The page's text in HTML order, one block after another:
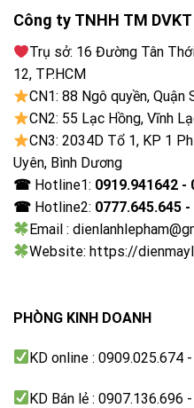
hiển thị rõ ràng hơn trong
hoặc thể thao.
Dolby Vision tối ưu màu
phản, mang lại trải
Công ty TNHH TM
Trụ sở: 16 Đường Tân
12, TP.HCM
CN1: 88 Ngô quyền, Quận
CN2: 55 Lạc Hồng, Vĩnh
CN3: 2034D Tổ 1, KP 1
Uyên, Bình Dương
☎ Hotline1: 0919.941642 -
☎ Hotline2: 0777.645.645
Email :
Website: https://
PHÒNG KINH DOANH
KD online : 0909.025.674
KD Bán lẻ : 0907.136.696